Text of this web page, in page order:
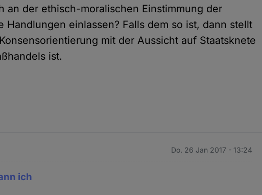
an der ethisch-moralischen Einstimmung der
Handlungen einlassen? Falls dem so ist, dann stellt
mit der Aussicht auf Staatsknete
ist.
Do. 26 Jan 2017 - 13:24
ich